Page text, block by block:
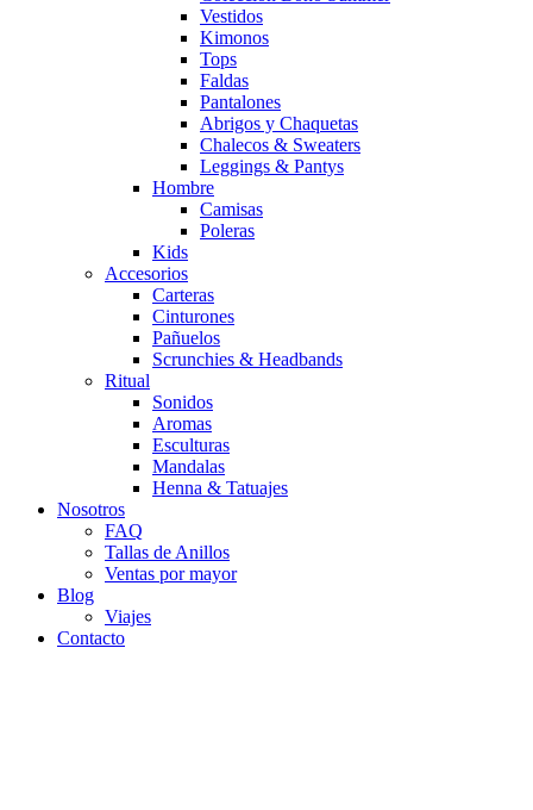
Vestidos
Kimonos
Tops
Faldas
Pantalones
Abrigos y Chaquetas
Chalecos & Sweaters
Leggings & Pantys
Hombre
Camisas
Poleras
Kids
Accesorios
Carteras
Cinturones
Pañuelos
Scrunchies & Headbands
Ritual
Sonidos
Aromas
Esculturas
Mandalas
Henna & Tatuajes
Nosotros
FAQ
Tallas de Anillos
Ventas por mayor
Blog
Viajes
Contacto